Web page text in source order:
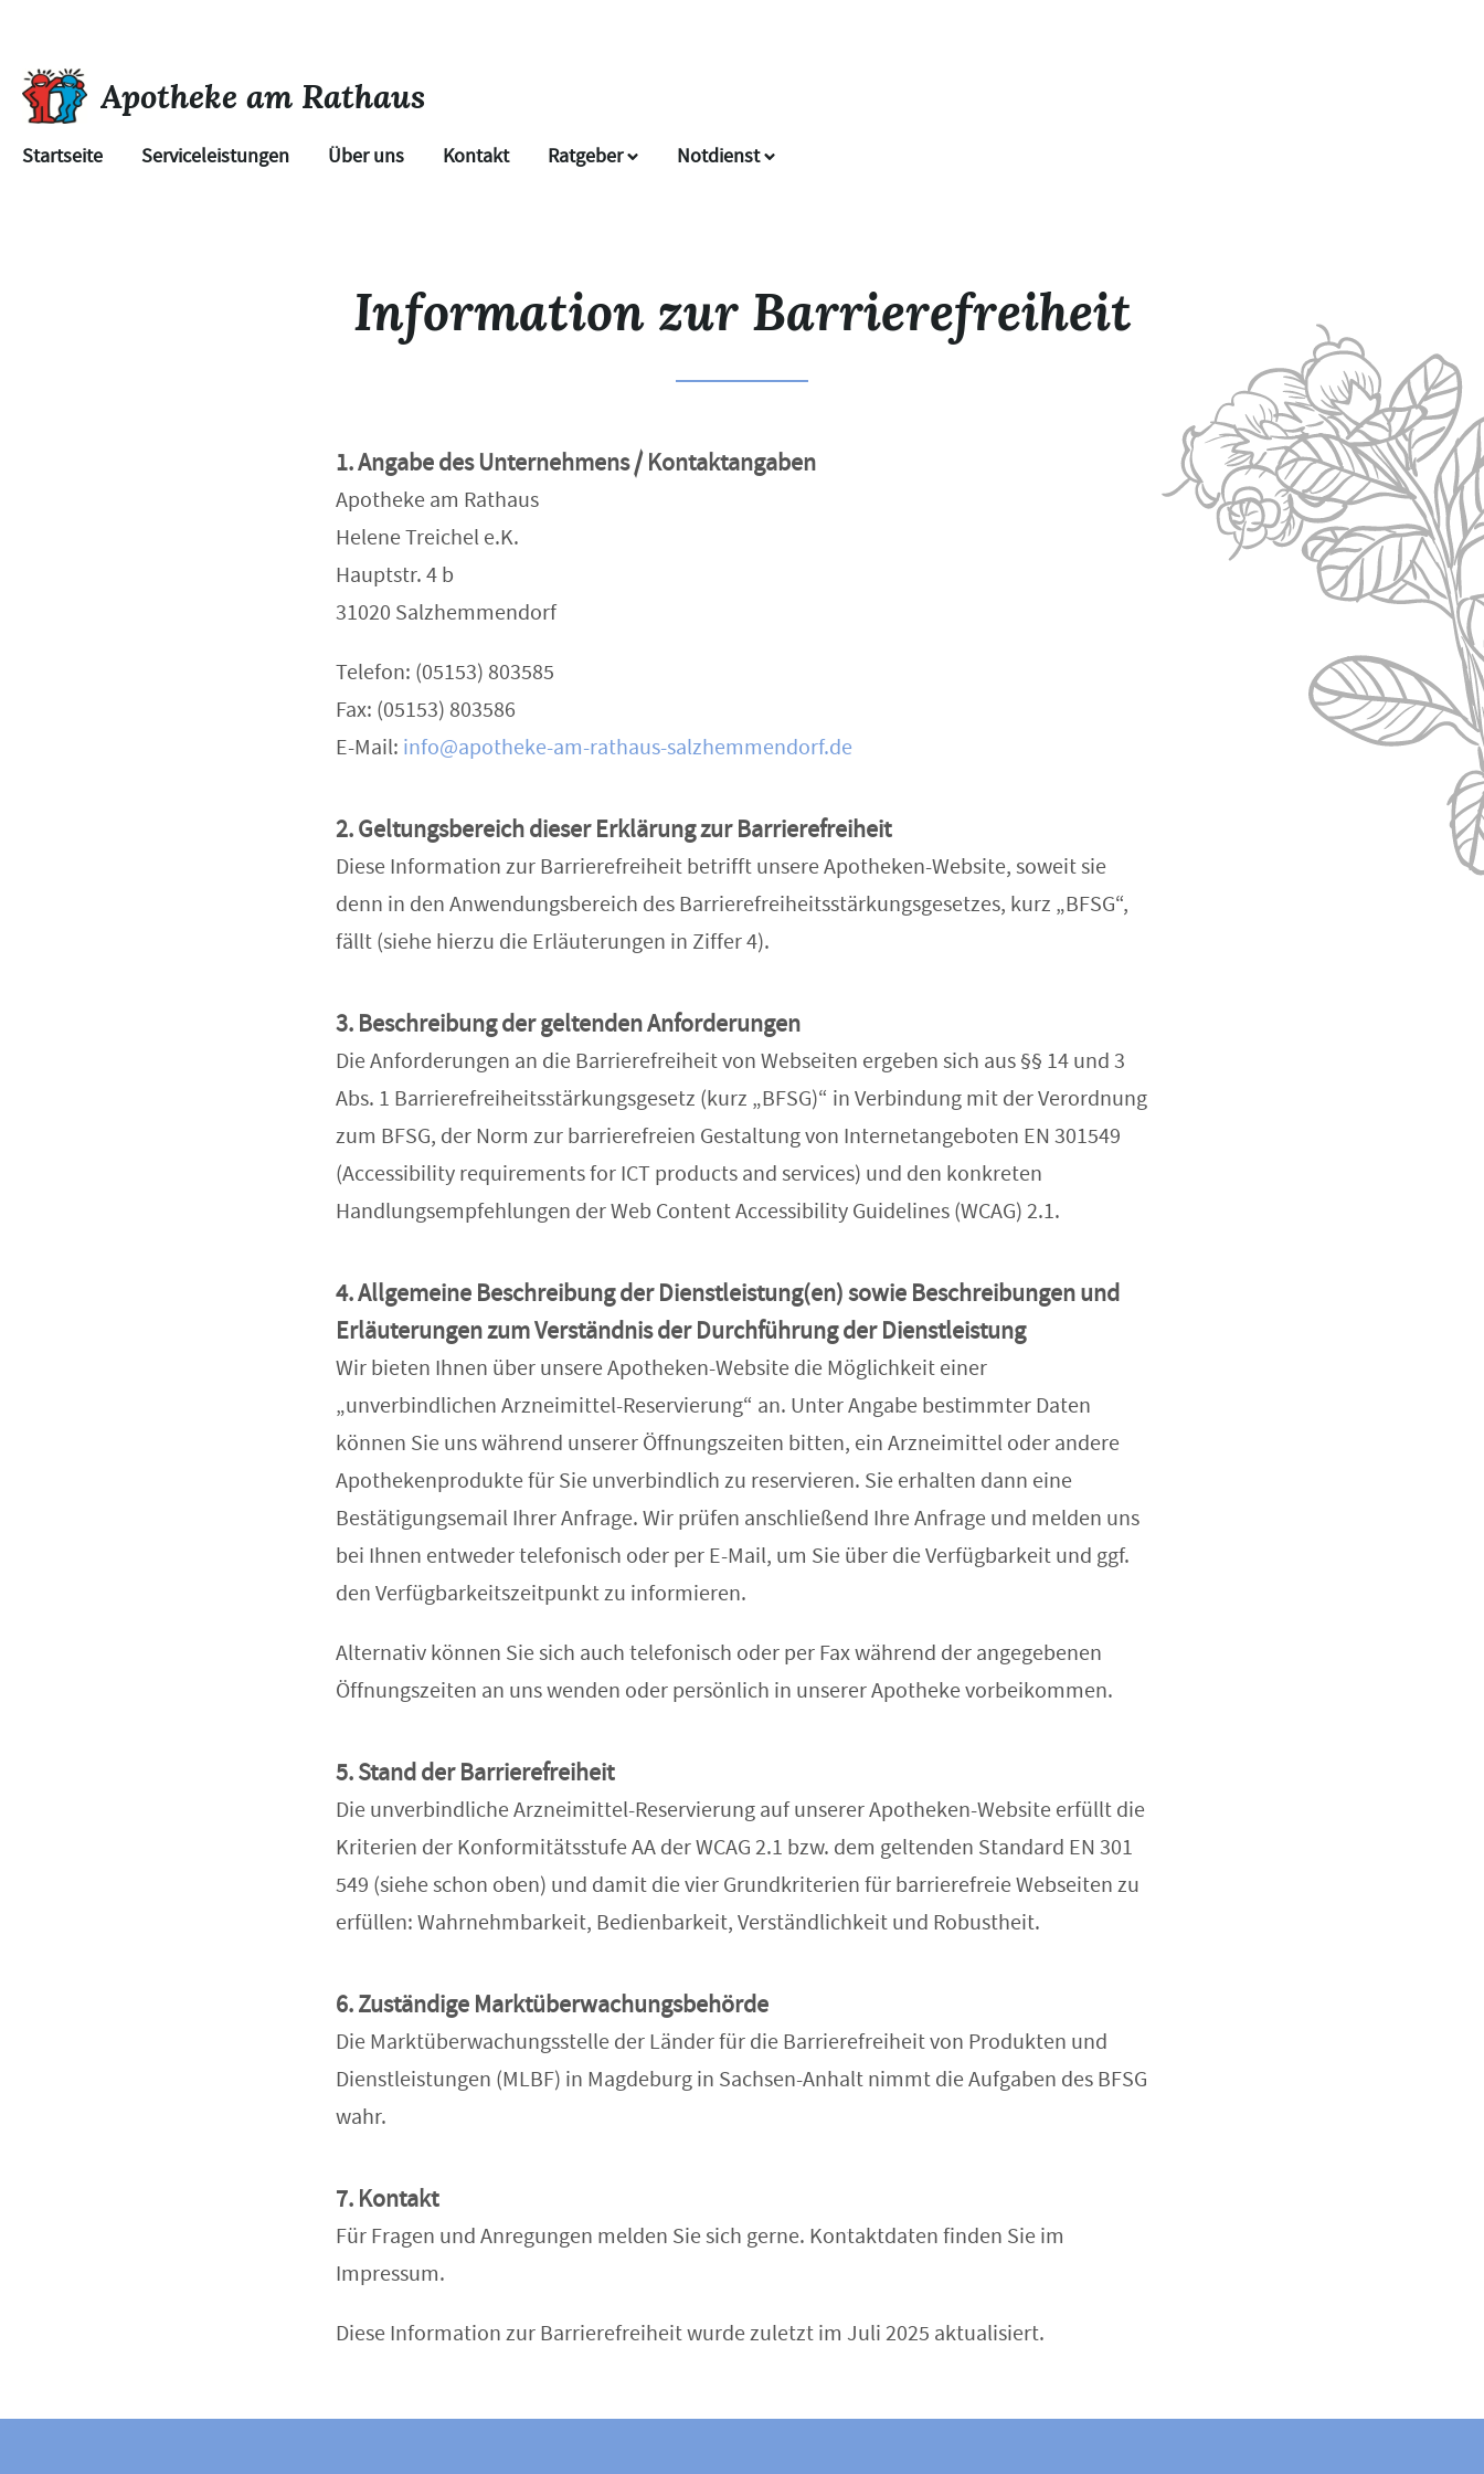
Apotheke am Rathaus
Startseite Serviceleistungen Über uns Kontakt Ratgeber Notdienst
Information zur Barrierefreiheit
1. Angabe des Unternehmens / Kontaktangaben
Apotheke am Rathaus
Helene Treichel e.K.
Hauptstr. 4 b
31020 Salzhemmendorf
Telefon: (05153) 803585
Fax: (05153) 803586
E-Mail: info@apotheke-am-rathaus-salzhemmendorf.de
2. Geltungsbereich dieser Erklärung zur Barrierefreiheit
Diese Information zur Barrierefreiheit betrifft unsere Apotheken-Website, soweit sie
denn in den Anwendungsbereich des Barrierefreiheitsstärkungsgesetzes, kurz „BFSG“,
fällt (siehe hierzu die Erläuterungen in Ziffer 4).
3. Beschreibung der geltenden Anforderungen
Die Anforderungen an die Barrierefreiheit von Webseiten ergeben sich aus §§ 14 und 3
Abs. 1 Barrierefreiheitsstärkungsgesetz (kurz „BFSG)“ in Verbindung mit der Verordnung
zum BFSG, der Norm zur barrierefreien Gestaltung von Internetangeboten EN 301549
(Accessibility requirements for ICT products and services) und den konkreten
Handlungsempfehlungen der Web Content Accessibility Guidelines (WCAG) 2.1.
4. Allgemeine Beschreibung der Dienstleistung(en) sowie Beschreibungen und
Erläuterungen zum Verständnis der Durchführung der Dienstleistung
Wir bieten Ihnen über unsere Apotheken-Website die Möglichkeit einer
„unverbindlichen Arzneimittel-Reservierung“ an. Unter Angabe bestimmter Daten
können Sie uns während unserer Öffnungszeiten bitten, ein Arzneimittel oder andere
Apothekenprodukte für Sie unverbindlich zu reservieren. Sie erhalten dann eine
Bestätigungsemail Ihrer Anfrage. Wir prüfen anschließend Ihre Anfrage und melden uns
bei Ihnen entweder telefonisch oder per E-Mail, um Sie über die Verfügbarkeit und ggf.
den Verfügbarkeitszeitpunkt zu informieren.
Alternativ können Sie sich auch telefonisch oder per Fax während der angegebenen
Öffnungszeiten an uns wenden oder persönlich in unserer Apotheke vorbeikommen.
5. Stand der Barrierefreiheit
Die unverbindliche Arzneimittel-Reservierung auf unserer Apotheken-Website erfüllt die
Kriterien der Konformitätsstufe AA der WCAG 2.1 bzw. dem geltenden Standard EN 301
549 (siehe schon oben) und damit die vier Grundkriterien für barrierefreie Webseiten zu
erfüllen: Wahrnehmbarkeit, Bedienbarkeit, Verständlichkeit und Robustheit.
6. Zuständige Marktüberwachungsbehörde
Die Marktüberwachungsstelle der Länder für die Barrierefreiheit von Produkten und
Dienstleistungen (MLBF) in Magdeburg in Sachsen-Anhalt nimmt die Aufgaben des BFSG
wahr.
7. Kontakt
Für Fragen und Anregungen melden Sie sich gerne. Kontaktdaten finden Sie im
Impressum.
Diese Information zur Barrierefreiheit wurde zuletzt im Juli 2025 aktualisiert.